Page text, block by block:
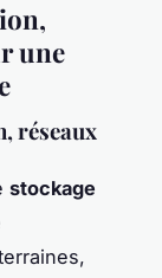
une
réseaux
stockage